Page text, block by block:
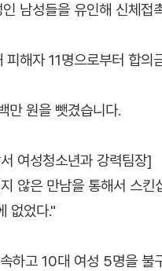
남성들을 유인해 신체
해자 11명으로부터 합
만 원을 뺏겼습니다.
여성청소년과 강력팀장]
않은 만남을 통해서 스
없었다."
하고 10대 여성 5명을 불